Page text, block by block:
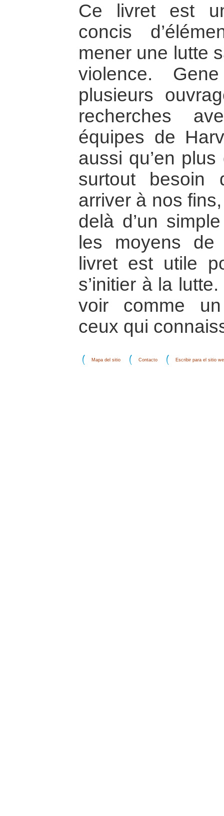
Ce livret est
concis
mener une lutte
violence.
plusieurs
recherches
équipes de
aussi qu’en
surtout besoin
arriver à nos
delà d’un
les moyens
livret est utile
s’initier à la
voir comme
ceux qui
Mapa del sitio Contacto Escribir para el sitio